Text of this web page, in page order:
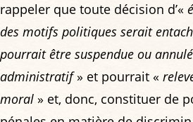
rappeler que toute décision d’«
des motifs politiques serait
pourrait être suspendue ou
administratif» et pourrait «
moral » et, donc, constituer de